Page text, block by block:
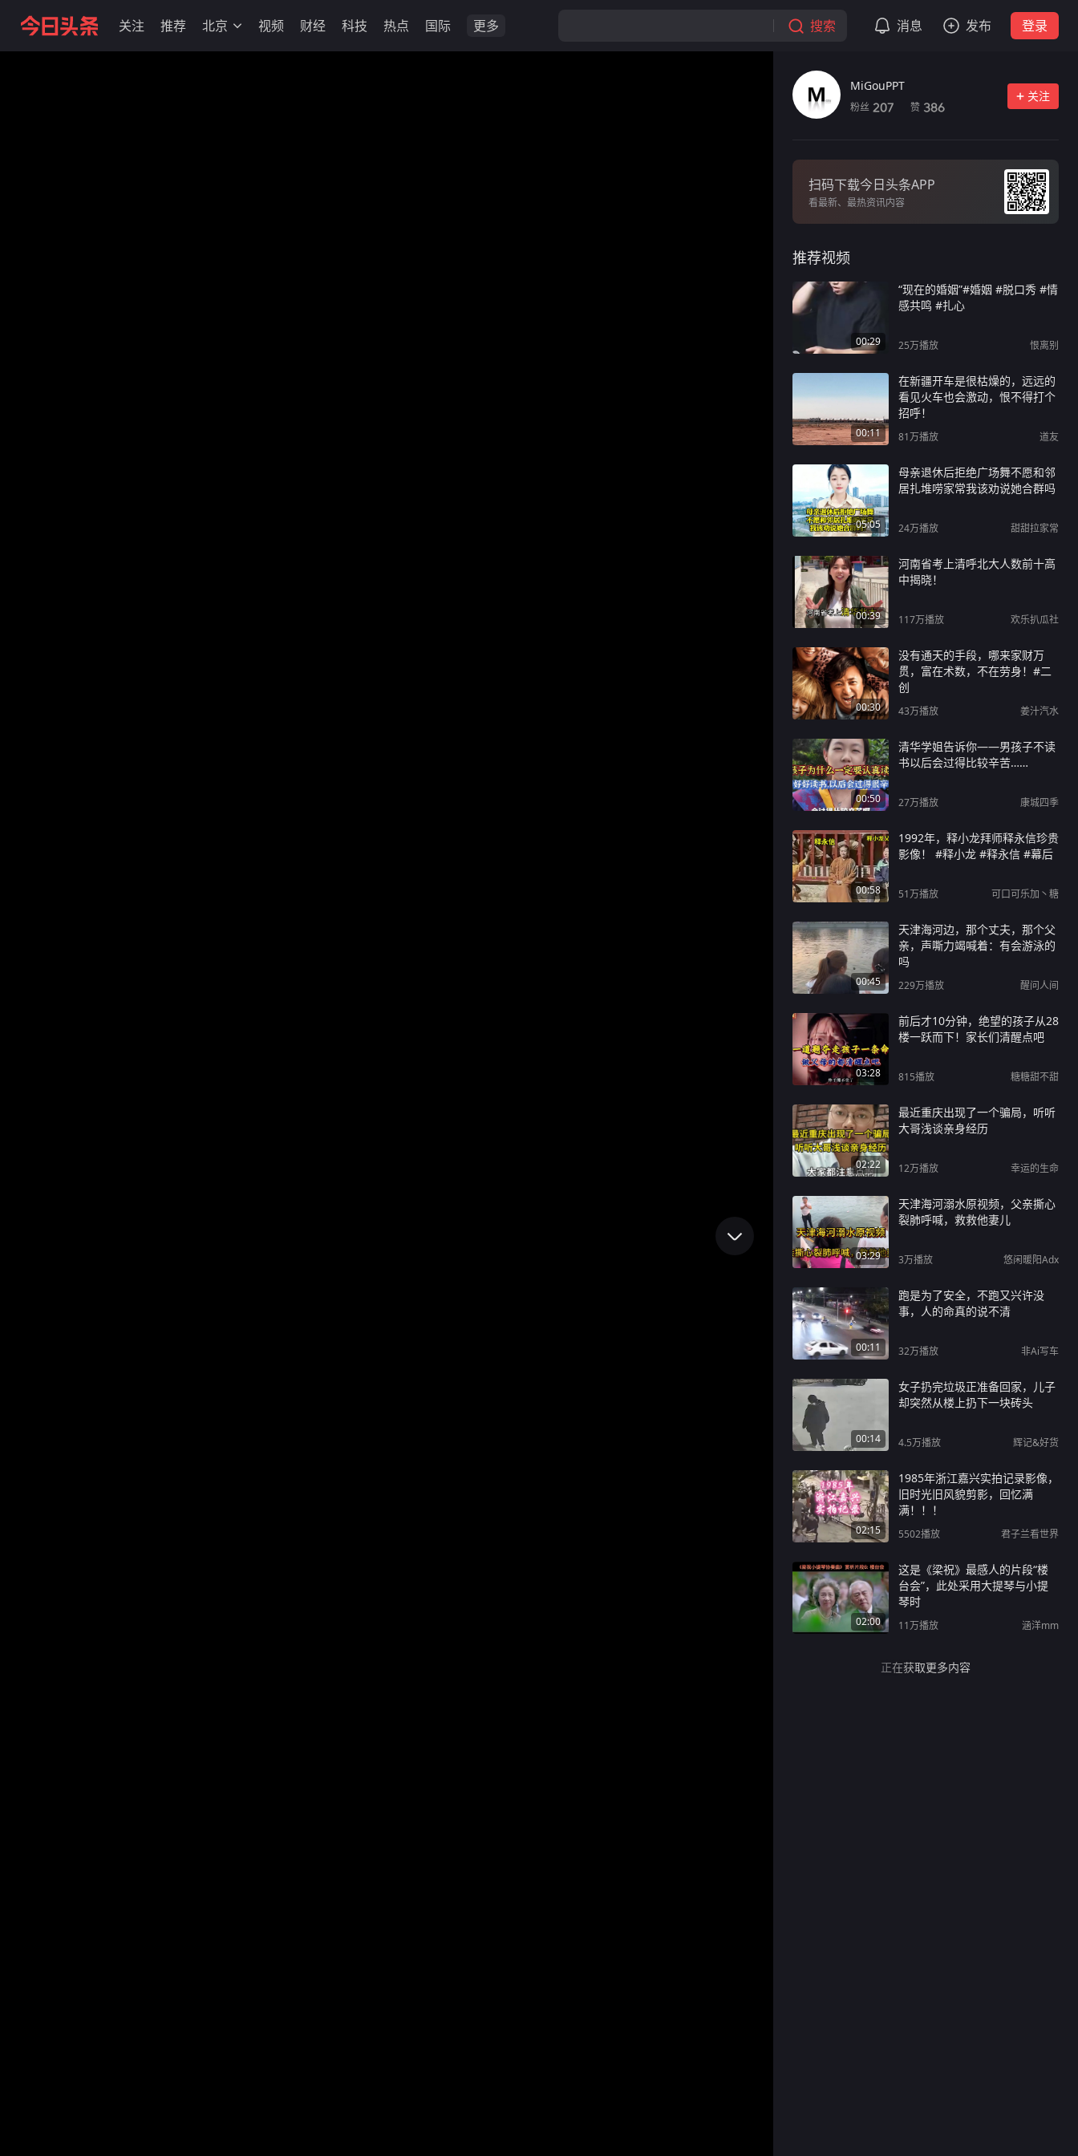
关注 推荐 北京 视频 财经 科技 热点 国际 更多 搜索 消息 发布 登录
MiGouPPT
粉丝 207 赞 386
关注
扫码下载今日头条APP
看最新、最热资讯内容
推荐视频
00:29
“现在的婚姻”#婚姻 #脱口秀 #情
感共鸣 #扎心
25万播放 恨离别
00:11
在新疆开车是很枯燥的，远远的
看见火车也会激动，恨不得打个
招呼！
81万播放 道友
05:05
母亲退休后拒绝广场舞不愿和邻
居扎堆唠家常我该劝说她合群吗
24万播放 甜甜拉家常
00:39
河南省考上清呼北大人数前十高
中揭晓！
117万播放 欢乐扒瓜社
00:30
没有通天的手段，哪来家财万
贯，富在术数，不在劳身！#二
创
43万播放 姜汁汽水
00:50
清华学姐告诉你——男孩子不读
书以后会过得比较辛苦……
27万播放 康城四季
00:58
1992年，释小龙拜师释永信珍贵
影像！ #释小龙 #释永信 #幕后
51万播放 可口可乐加丶糖
00:45
天津海河边，那个丈夫，那个父
亲，声嘶力竭喊着：有会游泳的
吗
229万播放 醒问人间
03:28
前后才10分钟，绝望的孩子从28
楼一跃而下！家长们清醒点吧
815播放 糖糖甜不甜
02:22
最近重庆出现了一个骗局，听听
大哥浅谈亲身经历
12万播放 幸运的生命
03:29
天津海河溺水原视频，父亲撕心
裂肺呼喊，救救他妻儿
3万播放 悠闲暖阳Adx
00:11
跑是为了安全，不跑又兴许没
事，人的命真的说不清
32万播放 非Ai写车
00:14
女子扔完垃圾正准备回家，儿子
却突然从楼上扔下一块砖头
4.5万播放 辉记&好货
02:15
1985年浙江嘉兴实拍记录影像，
旧时光旧风貌剪影，回忆满
满！！！
5502播放 君子兰看世界
02:00
这是《梁祝》最感人的片段“楼
台会”，此处采用大提琴与小提
琴时
11万播放 涵洋mm
正在获取更多内容